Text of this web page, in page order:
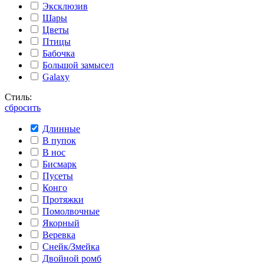
Эксклюзив
Шары
Цветы
Птицы
Бабочка
Большой замысел
Galaxy
Стиль:
сбросить
Длинные
В пупок
В нос
Бисмарк
Пусеты
Конго
Протяжки
Помолвочные
Якорный
Веревка
Снейк/Змейка
Двойной ромб